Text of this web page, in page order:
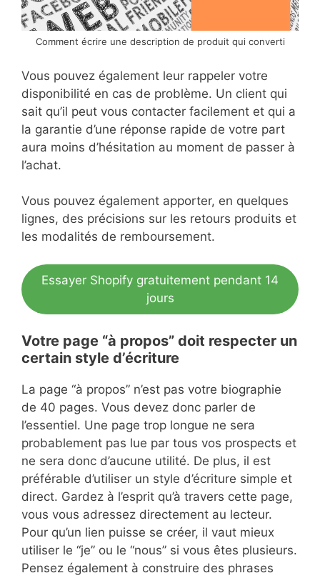
Comment écrire une description de produit qui converti
Vous pouvez également leur rappeler votre
disponibilité en cas de problème. Un client qui
sait qu’il peut vous contacter facilement et qui a
la garantie d’une réponse rapide de votre part
aura moins d’hésitation au moment de passer à
l’achat.
Vous pouvez également apporter, en quelques
lignes, des précisions sur les retours produits et
les modalités de remboursement.
Essayer Shopify gratuitement pendant 14
jours
Votre page “à propos” doit respecter un
certain style d’écriture
La page “à propos” n’est pas votre biographie
de 40 pages. Vous devez donc parler de
l’essentiel. Une page trop longue ne sera
probablement pas lue par tous vos prospects et
ne sera donc d’aucune utilité. De plus, il est
préférable d’utiliser un style d’écriture simple et
direct. Gardez à l’esprit qu’à travers cette page,
vous vous adressez directement au lecteur.
Pour qu’un lien puisse se créer, il vaut mieux
utiliser le “je” ou le “nous” si vous êtes plusieurs.
Pensez également à construire des phrases